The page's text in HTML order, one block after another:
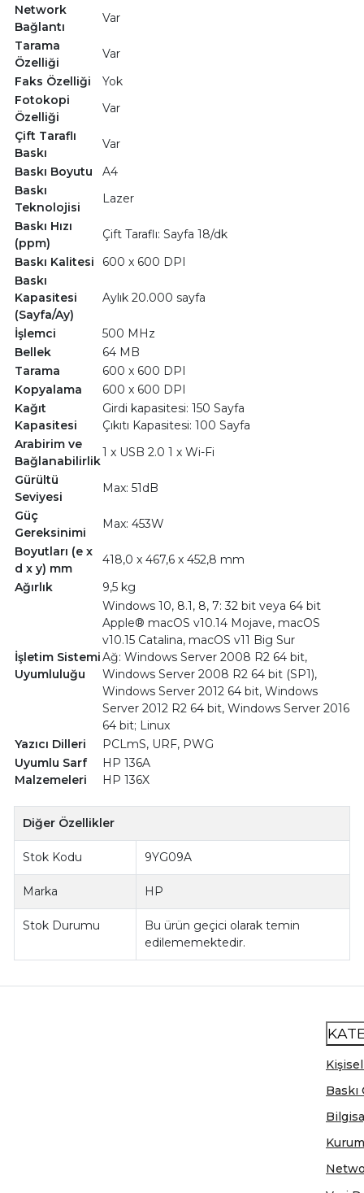
Network
Bağlantı
Var
Tarama
Özelliği
Var
Faks Özelliği
Yok
Fotokopi
Özelliği
Var
Çift Taraflı
Baskı
Var
Baskı Boyutu
A4
Baskı
Teknolojisi
Lazer
Baskı Hızı
(ppm)
Çift Taraflı: Sayfa 18/dk
Baskı Kalitesi
600 x 600 DPI
Baskı
Kapasitesi
(Sayfa/Ay)
Aylık 20.000 sayfa
İşlemci
500 MHz
Bellek
64 MB
Tarama
600 x 600 DPI
Kopyalama
600 x 600 DPI
Kağıt
Kapasitesi
Girdi kapasitesi: 150 Sayfa
Çıkıtı Kapasitesi: 100 Sayfa
Arabirim ve
Bağlanabilirlik
1 x USB 2.0 1 x Wi-Fi
Gürültü
Seviyesi
Max: 51dB
Güç
Gereksinimi
Max: 453W
Boyutları (e x
d x y) mm
418,0 x 467,6 x 452,8 mm
Ağırlık
9,5 kg
İşletim Sistemi
Uyumluluğu
Windows 10, 8.1, 8, 7: 32 bit veya 64 bit
Apple® macOS v10.14 Mojave, macOS
v10.15 Catalina, macOS v11 Big Sur
Ağ: Windows Server 2008 R2 64 bit,
Windows Server 2008 R2 64 bit (SP1),
Windows Server 2012 64 bit, Windows
Server 2012 R2 64 bit, Windows Server 2016
64 bit; Linux
Yazıcı Dilleri
PCLmS, URF, PWG
Uyumlu Sarf
Malzemeleri
HP 136A
HP 136X
Diğer Özellikler
Stok Kodu 9YG09A
Marka HP
Stok Durumu
Bu ürün geçici olarak temin
edilememektedir.